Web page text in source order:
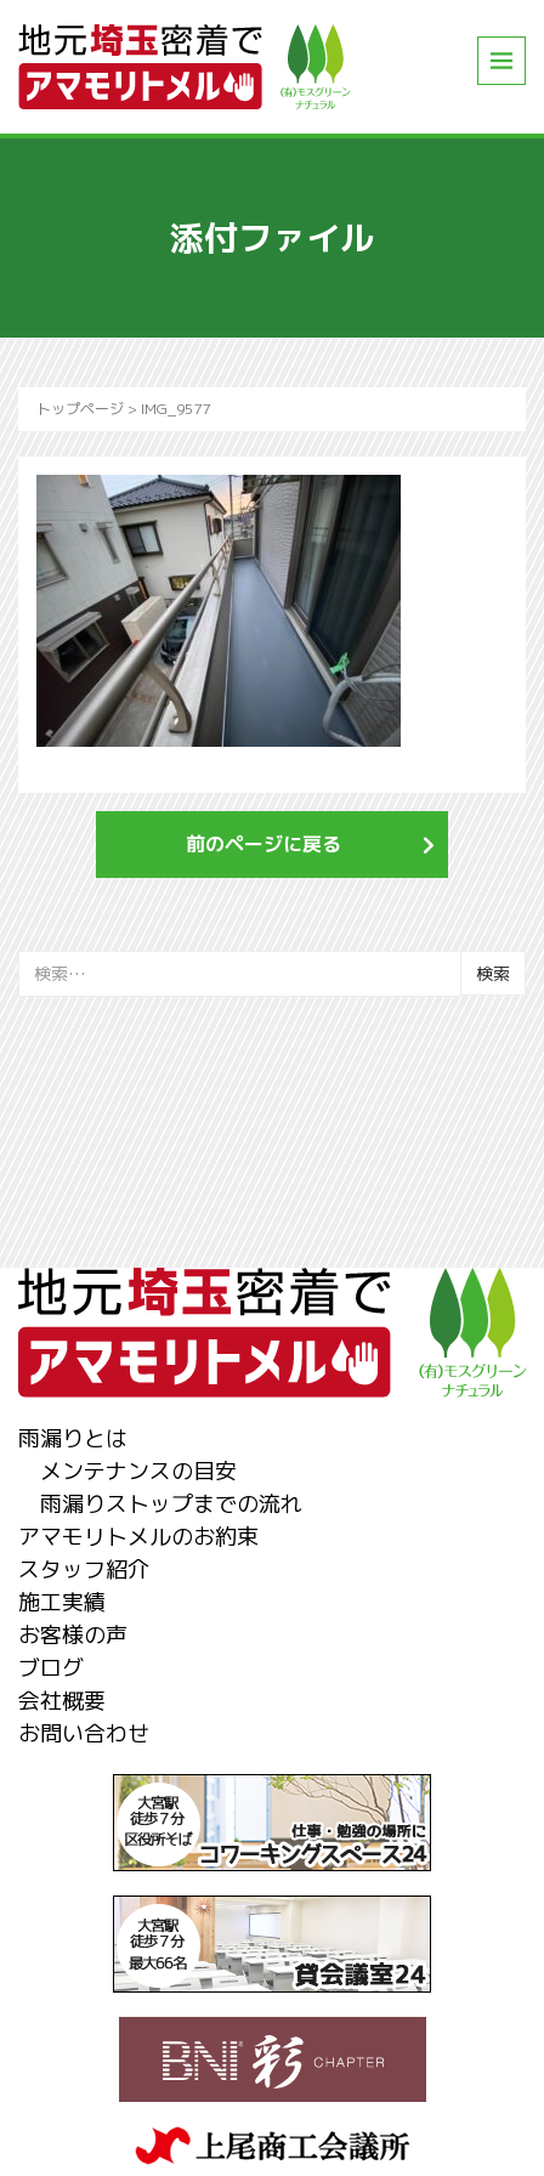
添付ファイル
トップページ > IMG_9577
前のページに戻る
検
雨漏りとは
メンテナンスの目安
雨漏りストップまでの流れ
アマモリトメルのお約束
スタッフ紹介
施工実績
お客様の声
ブログ
会社概要
お問い合わせ